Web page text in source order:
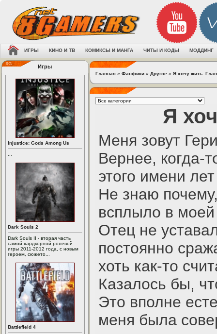
ИГРЫ КИНО И ТВ КОМИКСЫ И МАНГА ЧИТЫ И КОДЫ МОДДИНГ
Игры
Injustice: Gods Among Us
Dark Souls 2
Dark Souls II - вторая часть
самой хардкорной ролевой
игры 2011-2012 года, с новым
героем, сюжето...
Battlefield 4
Главная » Фанфики » Другое » Я хочу жить.
Я
Меня зовут
Вернее, когда-
этого имени
Не знаю
всплыло в
Отец не
постоянно
хоть как-то
Казалось бы,
Это вполне
меня была